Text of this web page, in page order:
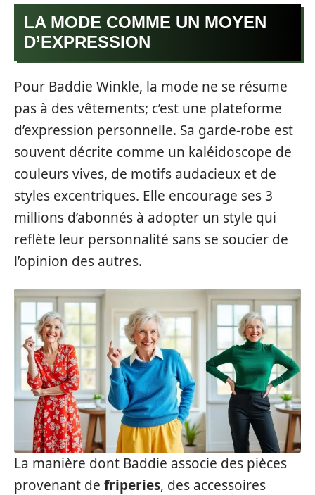
LA MODE COMME UN MOYEN
D’EXPRESSION
Pour Baddie Winkle, la mode ne se résume
pas à des vêtements; c’est une plateforme
d’expression personnelle. Sa garde-robe est
souvent décrite comme un kaléidoscope de
couleurs vives, de motifs audacieux et de
styles excentriques. Elle encourage ses 3
millions d’abonnés à adopter un style qui
reflète leur personnalité sans se soucier de
l’opinion des autres.
La manière dont Baddie associe des pièces
provenant de friperies, des accessoires